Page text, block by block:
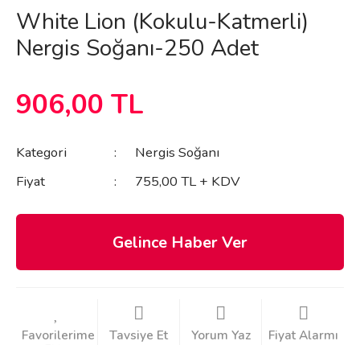
White Lion (Kokulu-Katmerli)
Nergis Soğanı-250 Adet
906,00 TL
Kategori
Nergis Soğanı
Fiyat
755,00 TL + KDV
Gelince Haber Ver
Tavsiye Et Yorum Yaz Fiyat Alarmı